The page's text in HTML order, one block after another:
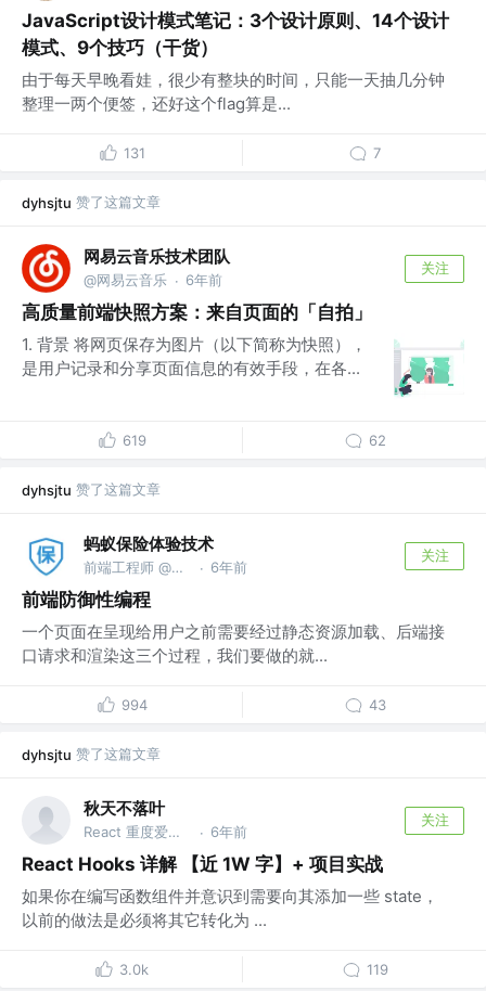
JavaScript设计模式笔记：3个设计原则、14个设计
模式、9个技巧（干货）
由于每天早晚看娃，很少有整块的时间，只能一天抽几分钟
整理一两个便签，还好这个flag算是...
131 7
dyhsjtu 赞了这篇文章
网易云音乐技术团队
@网易云音乐 · 6年前
关注
高质量前端快照方案：来自页面的「自拍」
1. 背景 将网页保存为图片（以下简称为快照），
是用户记录和分享页面信息的有效手段，在各...
619 62
dyhsjtu 赞了这篇文章
蚂蚁保险体验技术
前端工程师 @蚂蚁集团 · 6年前
关注
前端防御性编程
一个页面在呈现给用户之前需要经过静态资源加载、后端接
口请求和渲染这三个过程，我们要做的就...
994 43
dyhsjtu 赞了这篇文章
秋天不落叶
React 重度爱好者 · 6年前
关注
React Hooks 详解 【近 1W 字】+ 项目实战
如果你在编写函数组件并意识到需要向其添加一些 state，
以前的做法是必须将其它转化为 ...
3.0k 119